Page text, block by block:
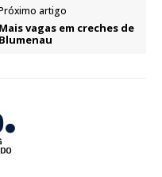
artigo
Mais vagas em creches de
Blumenau